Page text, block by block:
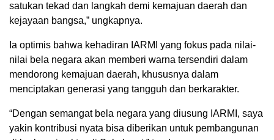
satukan tekad dan langkah demi kemajuan daerah dan
kejayaan bangsa,” ungkapnya.
Ia optimis bahwa kehadiran IARMI yang fokus pada nilai-
nilai bela negara akan memberi warna tersendiri dalam
mendorong kemajuan daerah, khususnya dalam
menciptakan generasi yang tangguh dan berkarakter.
“Dengan semangat bela negara yang diusung IARMI, saya
yakin kontribusi nyata bisa diberikan untuk pembangunan